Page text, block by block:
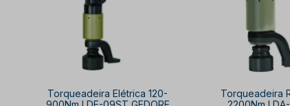
Torqueadeira Elétrica 120-
Torqueadeira